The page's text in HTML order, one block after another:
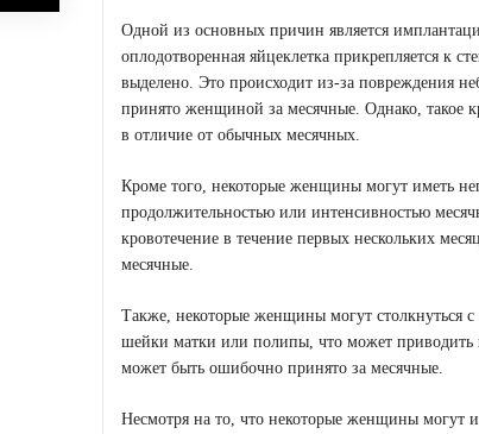
Одной из основных причин является
оплодотворенная яйцеклетка прикрепляется к
выделено. Это происходит из-за повреждения
принято женщиной за месячные. Однако, такое
в отличие от обычных месячных.
Кроме того, некоторые женщины могут иметь
продолжительностью или интенсивностью
кровотечение в течение первых нескольких
месячные.
Также, некоторые женщины могут столкнуться
шейки матки или полипы, что может приводить
может быть ошибочно принято за месячные.
Несмотря на то, что некоторые женщины могут